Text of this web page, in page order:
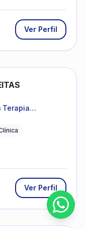
Ver Perfil
Terapia
Ver Perfil